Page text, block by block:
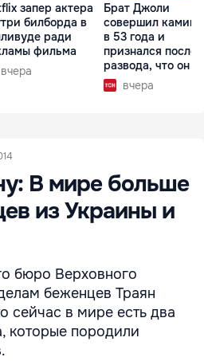
запер актера
билборда в
ради
фильма
вчера
Брат Джоли
совершил
в 53 года и
признался после
развода, что он
вчера
В мире больше
из Украины и
бюро Верховного
беженцев Траян
сейчас в мире есть два
которые породили